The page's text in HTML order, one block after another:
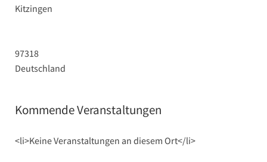
Kitzingen
97318
Deutschland
Kommende Veranstaltungen
<li>Keine Veranstaltungen an diesem Ort</li>